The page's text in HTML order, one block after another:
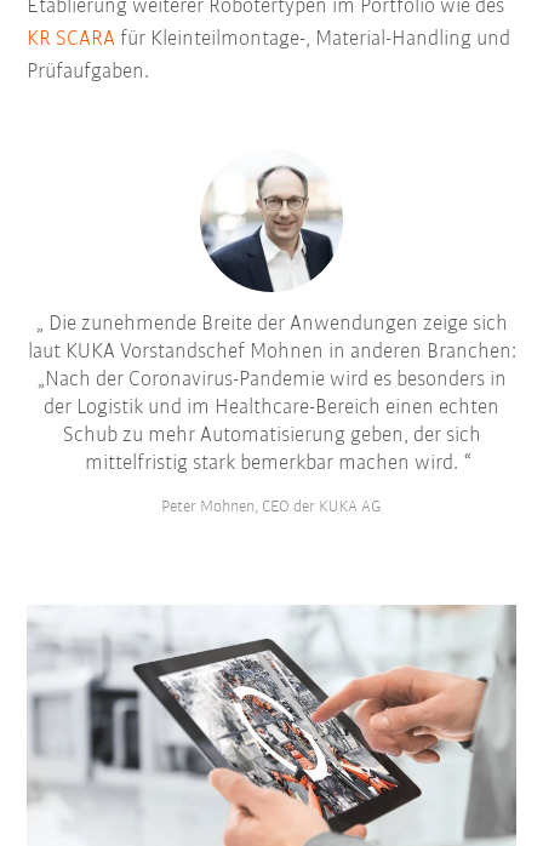
Etablierung weiterer Robotertypen im Portfolio wie des
KR SCARA für Kleinteilmontage-, Material-Handling und
Prüfaufgaben.
Die zunehmende Breite der Anwendungen zeige sich
laut KUKA Vorstandschef Mohnen in anderen Branchen:
„Nach der Coronavirus-Pandemie wird es besonders in
der Logistik und im Healthcare-Bereich einen echten
Schub zu mehr Automatisierung geben, der sich
mittelfristig stark bemerkbar machen wird.
Peter Mohnen, CEO der KUKA AG